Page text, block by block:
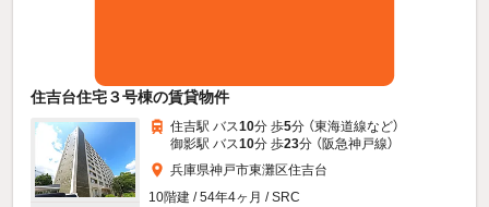
住吉台住宅３号棟の賃貸物件
住吉駅 バス10分 歩5分 （東海道線など）
御影駅 バス10分 歩23分 （阪急神戸線）
兵庫県神戸市東灘区住吉台
10階建 / 54年4ヶ月 / SRC